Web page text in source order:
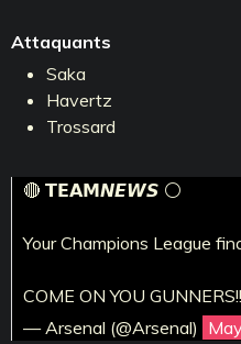
Attaquants
Saka
Havertz
Trossard
🔴 𝗧𝗘𝗔𝗠𝙉𝙀𝙒𝙎 ⚪️
Your Champions League
COME ON YOU GUNNERS!!
— Arsenal (@Arsenal)